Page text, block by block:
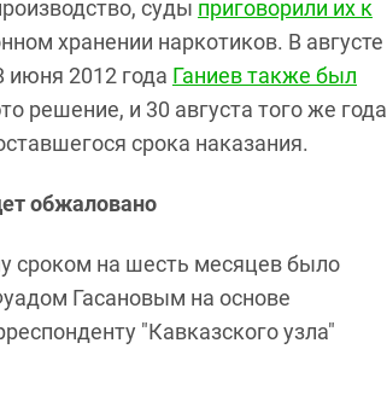
суды приговорили их к
хранении наркотиков. В августе
июня 2012 года Ганиев также был
решение, и 30 августа того же года
срока наказания.
обжаловано
сроком на шесть месяцев было
Гасановым на основе
"Кавказского узла"